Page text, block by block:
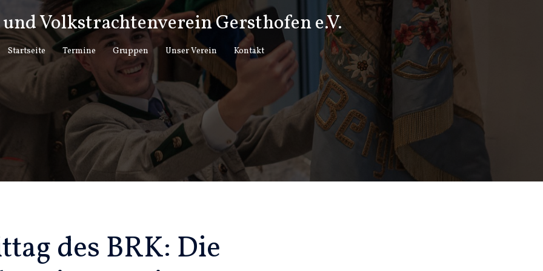
Volkstrachtenverein Gersthofen e.V.
Startseite Termine Gruppen Unser Verein Kontakt
des BRK: Die